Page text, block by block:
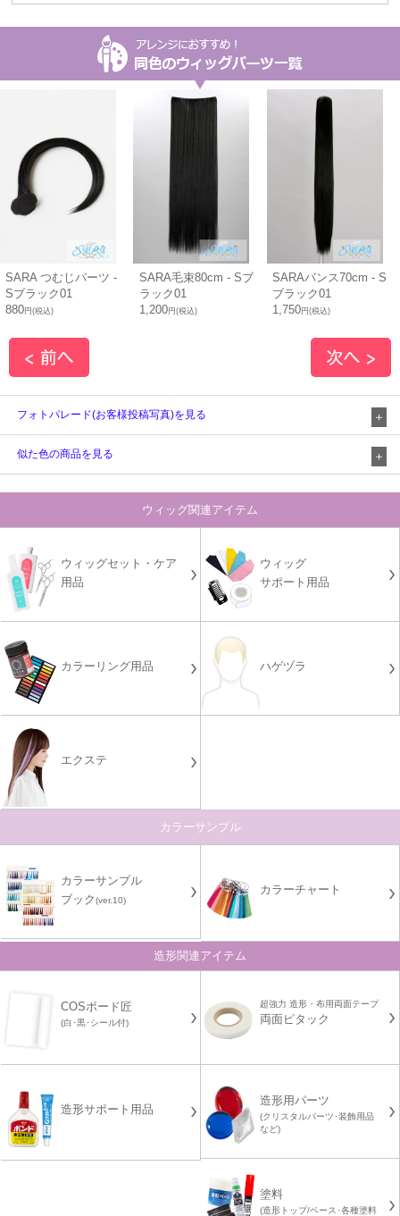
SARA つむじパーツ -
Sブラック01
880円(税込)
SARA毛束80cm - Sブ
ラック01
1,200円(税込)
SARAバンス70cm - S
ブラック01
1,750円(税込)
フォトパレード(お客様投稿写真)を見る
似た色の商品を見る
ウィッグ関連アイテム
ウィッグセット・ケア
用品
ウィッグ
サポート用品
カラーリング用品 ハゲヅラ
エクステ
カラーサンプル
カラーサンプル
ブック(ver.10)
カラーチャート
造形関連アイテム
COSボード匠
(白･黒･シール付)
超強力 造形・布用両面テープ
両面ピタック
造形サポート用品
造形用パーツ
(クリスタルパーツ･装飾用品
など)
塗料
(造形トップ/ベース･各種塗料